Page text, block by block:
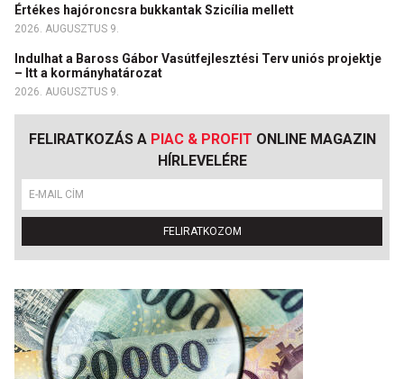
Értékes hajóroncsra bukkantak Szicília mellett
2026. AUGUSZTUS 9.
Indulhat a Baross Gábor Vasútfejlesztési Terv uniós projektje
– Itt a kormányhatározat
2026. AUGUSZTUS 9.
FELIRATKOZÁS A PIAC & PROFIT ONLINE MAGAZIN
HÍRLEVELÉRE
FELIRATKOZOM